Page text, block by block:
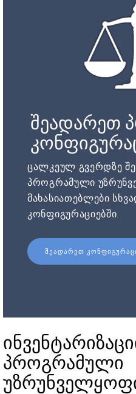
შეადარეთ
ცალკეულ გვერდზე
პროგრამული
მახასიათებლები
კონფიგურაციებში.
ᲨᲔᲐᲓᲐᲠᲔᲗ
პროგრამული